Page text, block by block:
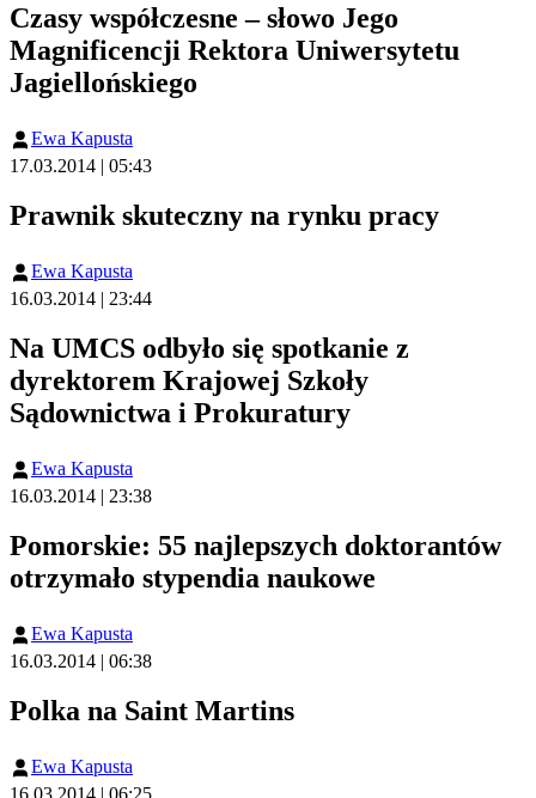
Czasy współczesne – słowo Jego
Magnificencji Rektora Uniwersytetu
Jagiellońskiego
Ewa Kapusta
17.03.2014 | 05:43
Prawnik skuteczny na rynku pracy
Ewa Kapusta
16.03.2014 | 23:44
Na UMCS odbyło się spotkanie z
dyrektorem Krajowej Szkoły
Sądownictwa i Prokuratury
Ewa Kapusta
16.03.2014 | 23:38
Pomorskie: 55 najlepszych doktorantów
otrzymało stypendia naukowe
Ewa Kapusta
16.03.2014 | 06:38
Polka na Saint Martins
Ewa Kapusta